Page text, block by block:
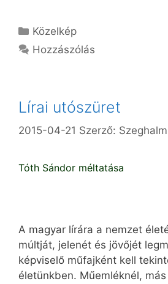
Kategória
Közelkép
Hozzászólás
Lírai utószüret
2015-04-21 Szerző:
Tóth Sándor méltatása
A magyar lírára a nemzet
múltját, jelenét és jövőjét
képviselő műfajként kell
életünkben. Műemléknél,